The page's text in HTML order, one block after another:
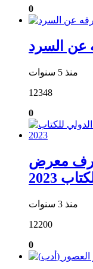
0
عن السرد
منذ 5 سنوات
12348
0
معرض
2023
منذ 3 سنوات
12200
0